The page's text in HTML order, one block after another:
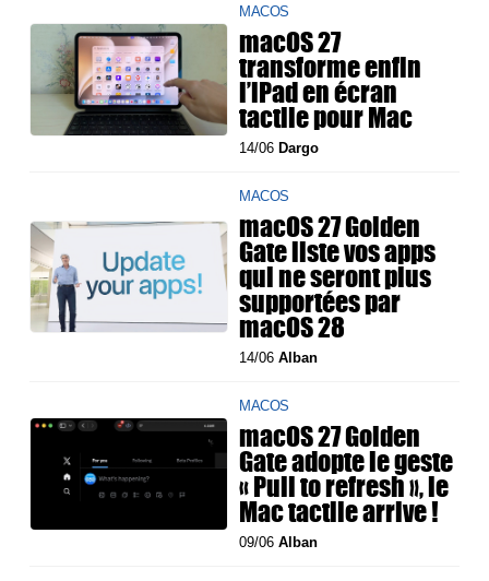
MACOS
macOS 27
transforme enfin
l’iPad en écran
tactile pour Mac
14/06 Dargo
MACOS
macOS 27 Golden
Gate liste vos apps
qui ne seront plus
supportées par
macOS 28
14/06Alban
MACOS
macOS 27 Golden
Gate adopte le geste
« Pull to refresh », le
Mac tactile arrive !
09/06Alban